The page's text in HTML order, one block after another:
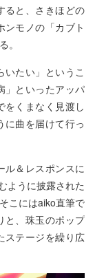
ると、さきほどの
モノの「カブト
。
たい」というこ
」といったアッパ
をくまなく見渡し
に曲を届けて行っ
ル＆レスポンスに
ように披露された
こにはaiko直筆で
と、珠玉のポップ
ステージを繰り広